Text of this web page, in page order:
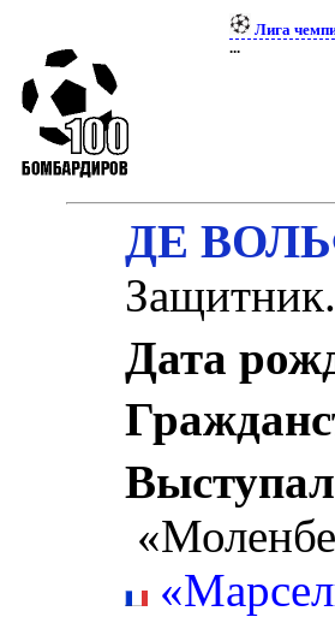
Лига
...
ДЕ
Защитник.
Дата